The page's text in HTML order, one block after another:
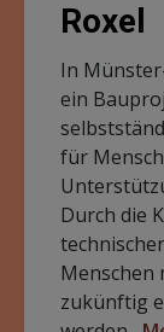
Roxel
In
ein
für
Durch die
zukünftig